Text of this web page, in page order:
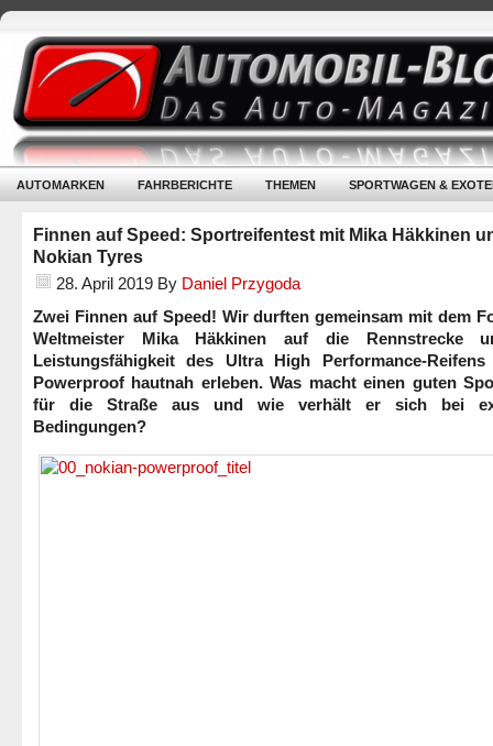
AUTOMARKEN FAHRBERICHTE THEMEN SPORTWAGEN &
Finnen auf Speed: Sportreifentest mit Mika Häkkinen
Nokian Tyres
28. April 2019 By Daniel Przygoda
Zwei Finnen auf Speed! Wir durften gemeinsam mit dem
Weltmeister Mika Häkkinen auf die Rennstrecke
Leistungsfähigkeit des Ultra High Performance-Reifens
Powerproof hautnah erleben. Was macht einen guten
für die Straße aus und wie verhält er sich bei
Bedingungen?